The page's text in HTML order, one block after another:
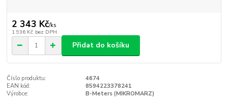
2 343 Kč/ks
1 936 Kč bez DPH
Přidat do košíku
Číslo produktu:
4674
EAN kód:
8594223378241
Výrobce:
B-Meters (MIKROMARZ)